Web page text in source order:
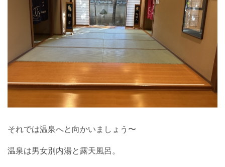
それでは温泉へと向かいましょう〜
温泉は男女別内湯と露天風呂。